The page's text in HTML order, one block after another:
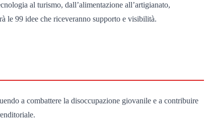
al turismo, dall’alimentazione all’artigianato,
le 99 idee che riceveranno supporto e visibilità.
a combattere la disoccupazione giovanile e a contribuire